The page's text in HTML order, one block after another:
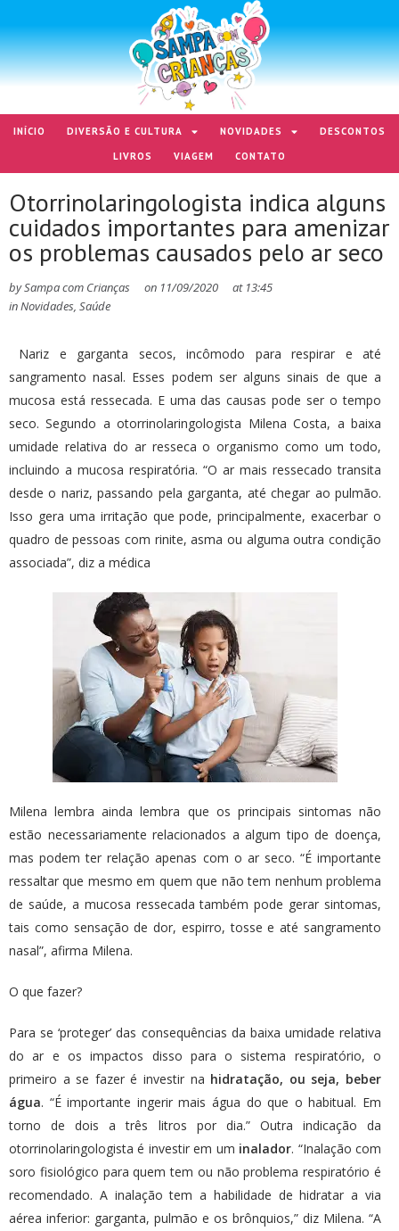
INÍCIO DIVERSÃO E CULTURA NOVIDADES
DESCONTOS
LIVROS
VIAGEM CONTATO
Otorrinolaringologista indica alguns
cuidados importantes para amenizar
os problemas causados pelo ar seco
bySampa com Crianças on 11/09/2020 at 13:45
inNovidades, Saúde
Nariz e garganta secos, incômodo para respirar e até
sangramento nasal. Esses podem ser alguns sinais de que a
mucosa está ressecada. E uma das causas pode ser o tempo
seco. Segundo a otorrinolaringologista Milena Costa, a baixa
umidade relativa do ar resseca o organismo como um todo,
incluindo a mucosa respiratória. “O ar mais ressecado transita
desde o nariz, passando pela garganta, até chegar ao pulmão.
Isso gera uma irritação que pode, principalmente, exacerbar o
quadro de pessoas com rinite, asma ou alguma outra condição
associada”, diz a médica
Milena lembra ainda lembra que os principais sintomas não
estão necessariamente relacionados a algum tipo de doença,
mas podem ter relação apenas com o ar seco. “É importante
ressaltar que mesmo em quem que não tem nenhum problema
de saúde, a mucosa ressecada também pode gerar sintomas,
tais como sensação de dor, espirro, tosse e até sangramento
nasal”, afirma Milena.
O que fazer?
Para se ‘proteger’ das consequências da baixa umidade relativa
do ar e os impactos disso para o sistema respiratório, o
primeiro a se fazer é investir na hidratação, ou seja, beber
água. “É importante ingerir mais água do que o habitual. Em
torno de dois a três litros por dia.” Outra indicação da
otorrinolaringologista é investir em um inalador. “Inalação com
soro fisiológico para quem tem ou não problema respiratório é
recomendado. A inalação tem a habilidade de hidratar a via
aérea inferior: garganta, pulmão e os brônquios,” diz Milena. “A